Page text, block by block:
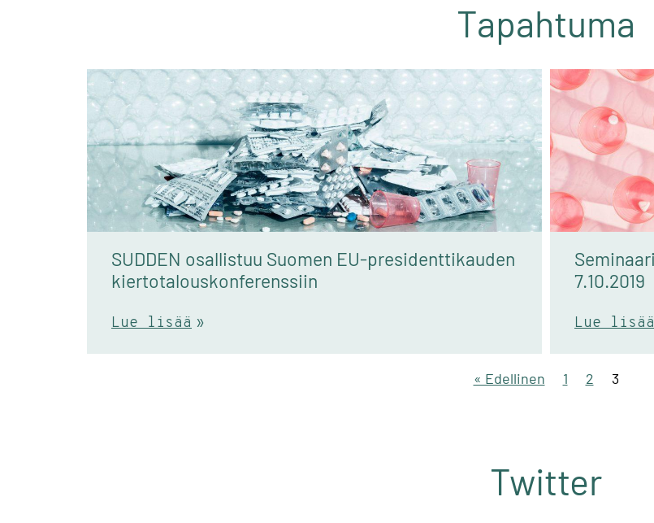
Tapahtuma
SUDDEN osallistuu Suomen EU-presidenttikauden
kiertotalouskonferenssiin
Lue lisää
Seminaari: Lääkeaineet yhdyskuntajätevesissä
7.10.2019
Lue lisää
« Edellinen 1 2 3
Twitter